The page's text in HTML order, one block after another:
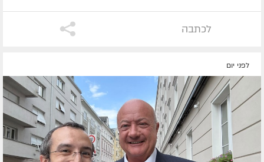
לכתבה
לפני יום